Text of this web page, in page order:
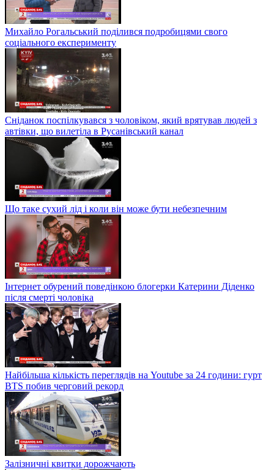
Михайло Рогальський поділився подробицями свого
соціального експерименту
Сніданок поспілкувався з чоловіком, який врятував людей з
автівки, що вилетіла в Русанівський канал
Що таке сухий лід і коли він може бути небезпечним
Інтернет обурений поведінкою блогерки Катерини Діденко
після смерті чоловіка
Найбільша кількість переглядів на Youtube за 24 години: гурт
BTS побив черговий рекорд
Залізничні квитки дорожчають